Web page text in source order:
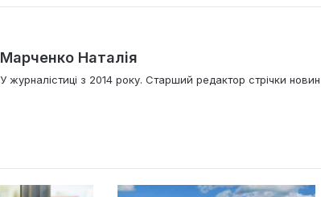
Марченко Наталія
У журналістиці з 2014 року. Старший редактор стрічки